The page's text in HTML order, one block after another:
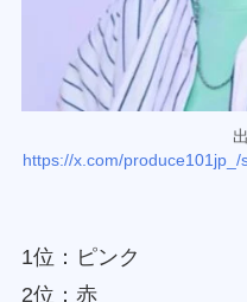
https://x.com/
1位：ピンク
2位：赤